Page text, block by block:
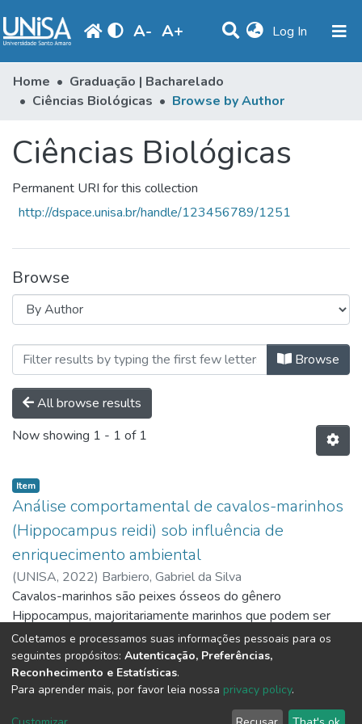
A- A+ Log In (current)
Communities & Collections
Produção Docente
Periodicals
Home
Graduação | Bacharelado
Ciências Biológicas
Browse by Author
Ciências Biológicas
Permanent URI for this collection
http://dspace.unisa.br/handle/123456789/1251
Browse
Browsing Ciências Biológicas by
Browse
All browse results
Now showing 1 - 1 of 1
Item
Análise comportamental de cavalos-marinhos
(Hippocampus reidi) sob influência de
enriquecimento ambiental
(UNISA, 2022) Barbiero, Gabriel da Silva
Cavalos-marinhos são peixes ósseos do gênero
Hippocampus, majoritariamente marinhos que podem ser
encontrados em ambientes de mangues e recifes de corais.
Conhecidos principalmente pela morfologia diferenciada que
assemelha-se a um cavalo devido ao seu focinho alongado,
sua parte posterior alonga-se como uma grande cauda
usada para se fixar e uma única nadadeira dorsal para
Show more
DSpace software copyright © 2002-2026 LYRASIS
Coletamos e processamos suas informações pessoais para os
seguintes propósitos: Autenticação, Preferências,
Reconhecimento e Estatísticas.
Para aprender mais, por favor leia nossa privacy policy.